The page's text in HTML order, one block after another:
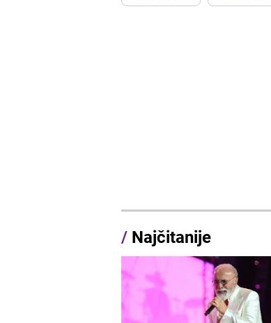
/ Najčitanije